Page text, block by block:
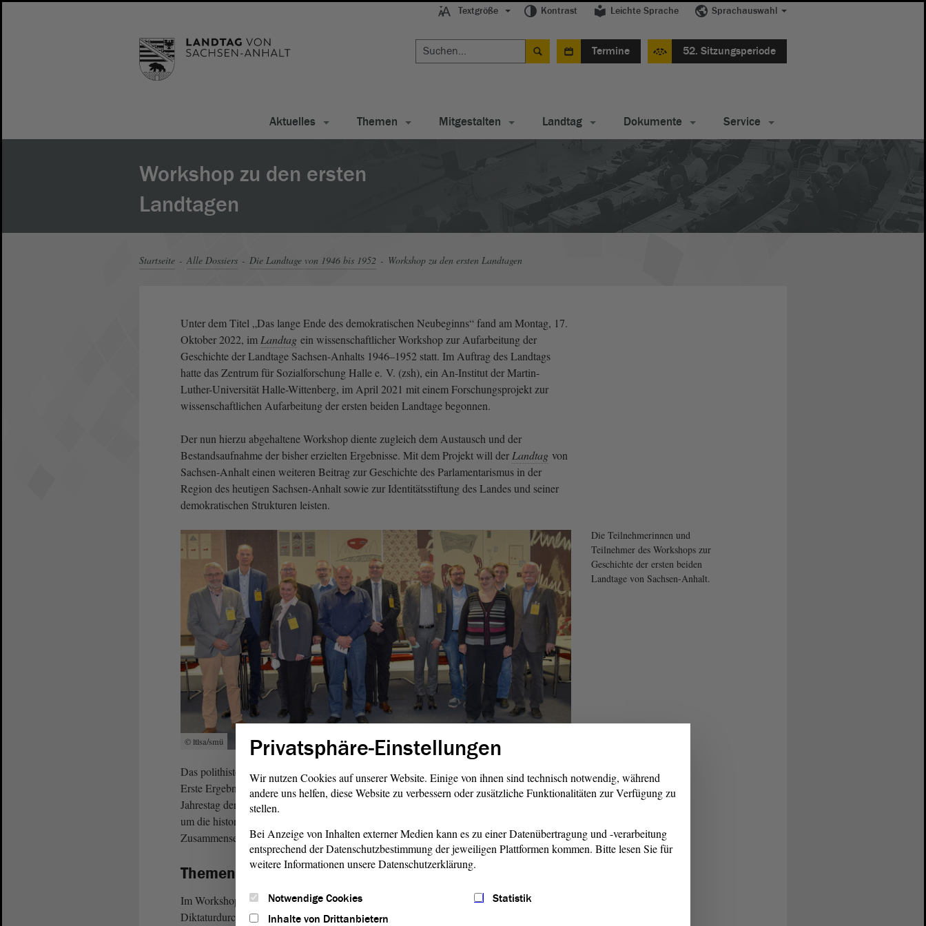
Textgröße Kontrast Leichte Sprache Sprachauswahl
Termine 52. Sitzungsperiode
Aktuelles Themen Mitgestalten Landtag Dokumente Service
Workshop zu den ersten
Landtagen
Startseite Alle Dossiers Die Landtage von 1946 bis 1952 Workshop zu den ersten Landtagen
Unter dem Titel „Das lange Ende des demokratischen Neubeginns“ fand am Montag, 17.
Oktober 2022, im Landtag ein wissenschaftlicher Workshop zur Aufarbeitung der
Geschichte der Landtage Sachsen-Anhalts 1946–1952 statt. Im Auftrag des Landtags
hatte das Zentrum für Sozialforschung Halle e. V. (zsh), ein An-Institut der Martin-
Luther-Universität Halle-Wittenberg, im April 2021 mit einem Forschungsprojekt zur
wissenschaftlichen Aufarbeitung der ersten beiden Landtage begonnen.
Der nun hierzu abgehaltene Workshop diente zugleich dem Austausch und der
Bestandsaufnahme der bisher erzielten Ergebnisse. Mit dem Projekt will der Landtag von
Sachsen-Anhalt einen weiteren Beitrag zur Geschichte des Parlamentarismus in der
Region des heutigen Sachsen-Anhalt sowie zur Identitätsstiftung des Landes und seiner
demokratischen Strukturen leisten.
© ltlsa/smü
Die Teilnehmerinnen und
Teilnehmer des Workshops zur
Geschichte der ersten beiden
Landtage von Sachsen-Anhalt.
Das polithistorische Projekt steht unter der Leitung von Prof. Dr. Everhard Holtmann.
Erste Ergebnisse hatte Holtmann im Juli 2022 in einem
Videointerview pünktlich zum
Jahrestag der Selbstauflösung (25. Juli 1952) vorgestellt. So beantwortete er Fragen rund
um die historische Einordnung der beiden Nachkriegslandtage in Sachsen-Anhalt, zur
Zusammensetzung und zu den wichtigsten Aufgaben.
Themen des Workshops
Im Workshop stehen zwei Diskussionsschwerpunkte auf der Agenda: „Zügige
Diktaturdurchsetzung oder relative Offenheit der Entwicklung? – Zu den
Privatsphäre-Einstellungen
Wir nutzen Cookies auf unserer Website. Einige von ihnen sind technisch notwendig, während
andere uns helfen, diese Website zu verbessern oder zusätzliche Funktionalitäten zur Verfügung zu
stellen.
Bei Anzeige von Inhalten externer Medien kann es zu einer Datenübertragung und -verarbeitung
entsprechend der Datenschutzbestimmung der jeweiligen Plattformen kommen. Bitte lesen Sie für
weitere Informationen unsere Datenschutzerklärung.
Notwendige Cookies
Statistik
Inhalte von Drittanbietern